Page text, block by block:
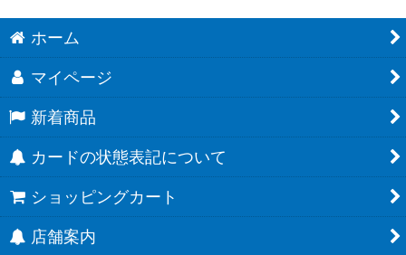
ホーム
マイページ
新着商品
カードの状態表記について
ショッピングカート
店舗案内